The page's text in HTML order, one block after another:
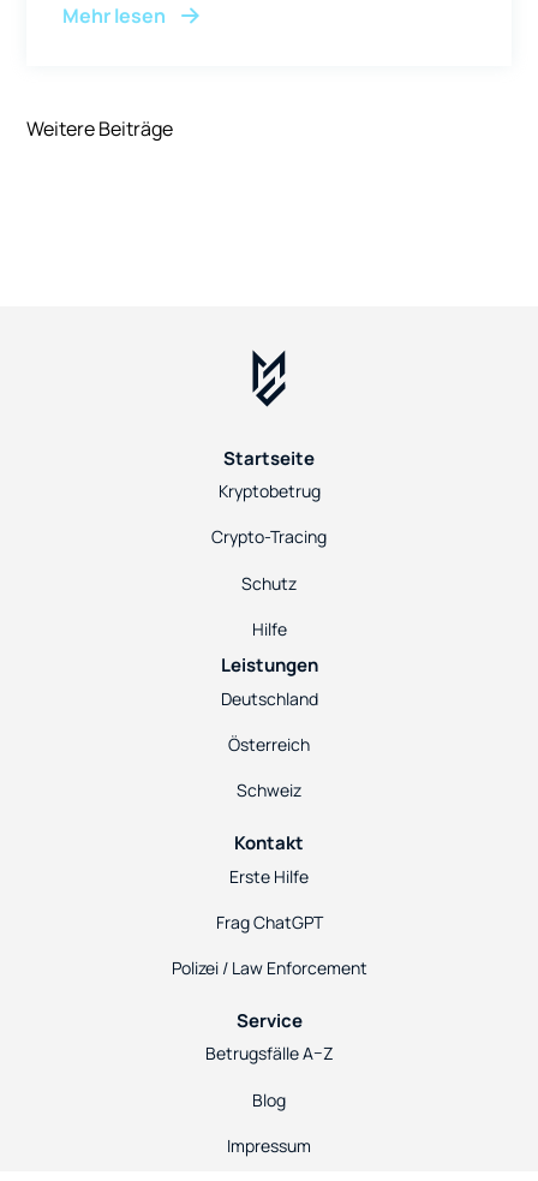
Trading und Dokumentation achten
Ethereum kauft und verkauft, muss sich
Mehr lesen
Weitere Beiträge
Startseite
Kryptobetrug
Crypto-Tracing
Schutz
Hilfe
Leistungen
Deutschland
Österreich
Schweiz
Kontakt
Erste Hilfe
Frag ChatGPT
Polizei / Law Enforcement
Service
Betrugsfälle A–Z
Blog
Impressum